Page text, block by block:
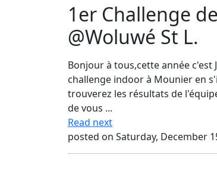
1er Challenge
@Woluwé St L.
Bonjour à tous,cette année
challenge indoor à Mounier en
trouverez les résultats de
de vous ...
Read next
posted on Saturday, December